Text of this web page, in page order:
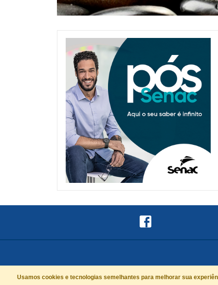
Usamos cookies e tecnologias semelhantes para melhorar sua